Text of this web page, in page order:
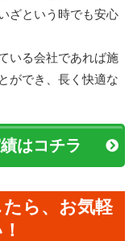
ざという時でも安心
いる会社であれば施
ができ、長く快適な
はコチラ
ら、お気軽